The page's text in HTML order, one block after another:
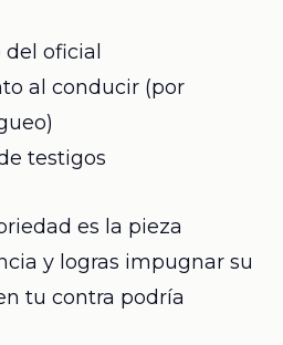
oficial
al conducir (por
testigos
es la pieza
y logras impugnar su
tu contra podría